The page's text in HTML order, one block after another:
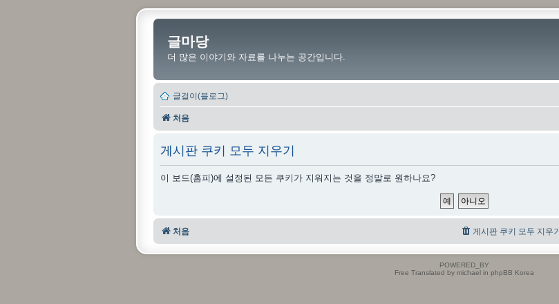
글마당
더 많은 이야기와 자료를 나누는 공간입니다.
글걸이(블로그)
처음
게시판 쿠키 모두 지우기
이 보드(홈피)에 설정된 모든 쿠키가 지워지는 것을 정말로 원하나요?
처음 게시판 쿠키 모두 지우기
POWERED_BY
Free Translated by michael in phpBB Korea